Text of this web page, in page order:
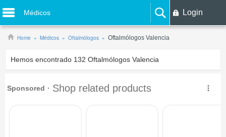
Médicos Login
Home Médicos Oftalmólogos Oftalmólogos Valencia
Hemos encontrado 132 Oftalmólogos Valencia